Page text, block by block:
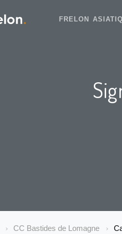
FRELON
CC Bastides de Lomagne